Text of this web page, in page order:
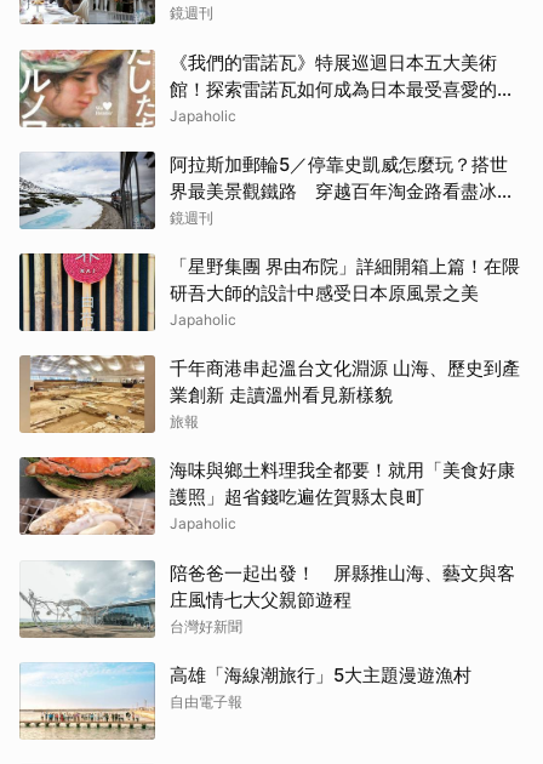
鏡週刊
《我們的雷諾瓦》特展巡迴日本五大美術
館！探索雷諾瓦如何成為日本最受喜愛的印
象派畫家
Japaholic
阿拉斯加郵輪5／停靠史凱威怎麼玩？搭世
界最美景觀鐵路 穿越百年淘金路看盡冰
河、峽谷與雪山
鏡週刊
「星野集團 界由布院」詳細開箱上篇！在隈
研吾大師的設計中感受日本原風景之美
Japaholic
千年商港串起溫台文化淵源 山海、歷史到產
業創新 走讀溫州看見新樣貌
旅報
海味與鄉土料理我全都要！就用「美食好康
護照」超省錢吃遍佐賀縣太良町
Japaholic
陪爸爸一起出發！ 屏縣推山海、藝文與客
庄風情七大父親節遊程
台灣好新聞
高雄「海線潮旅行」5大主題漫遊漁村
自由電子報